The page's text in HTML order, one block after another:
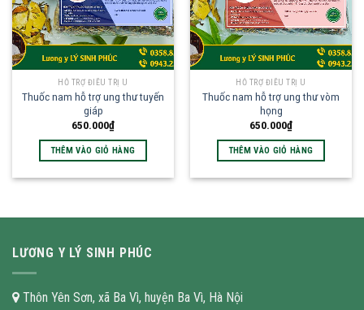
HỖ TRỢ ĐIỀU TRỊ U
Thuốc nam hỗ trợ ung thư tuyến
giáp
650.000₫
THÊM VÀO GIỎ HÀNG
HỖ TRỢ ĐIỀU TRỊ U
Thuốc nam hỗ trợ ung thư vòm
họng
650.000₫
THÊM VÀO GIỎ HÀNG
LƯƠNG Y LÝ SINH PHÚC
Thôn Yên Sơn, xã Ba Vì, huyện Ba Vì, Hà Nội